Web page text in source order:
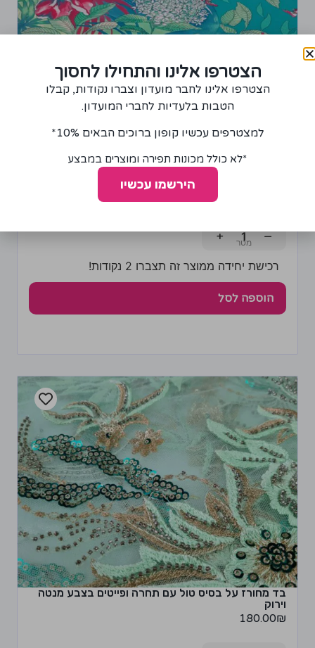
בד ויסקוזה דגם פרחי אמזונוס
−
+
רכישת יחידה ממוצר זה תצברו 2 נקודות!
הוספה לסל
בד מחורז על בסיס טול עם תחרה ופייטים בצבע מנטה
וירוק
180.00₪
הצטרפו אלינו והתחילו לחסוך
הצטרפו אלינו לחבר מועדון וצברו נקודות, קבלו
הטבות בלעדיות לחברי המועדון.
למצטרפים עכשיו קופון ברוכים הבאים 10%*
*לא כולל מכונות תפירה ומוצרים במבצע
הירשמו עכשיו